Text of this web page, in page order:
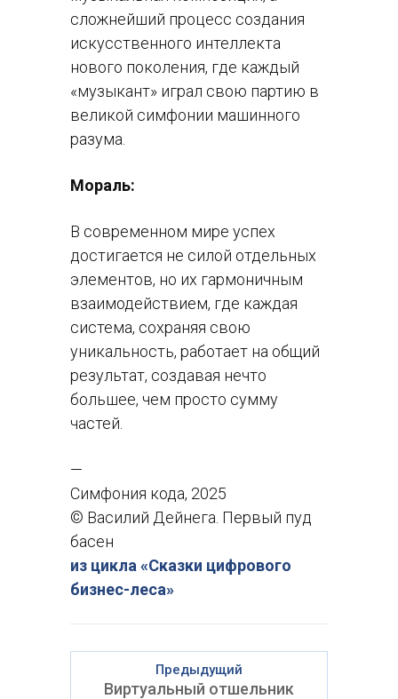
сложнейший процесс создания
искусственного интеллекта
нового поколения, где каждый
«музыкант» играл свою партию в
великой симфонии машинного
разума.
Мораль:
В современном мире успех
достигается не силой отдельных
элементов, но их гармоничным
взаимодействием, где каждая
система, сохраняя свою
уникальность, работает на общий
результат, создавая нечто
большее, чем просто сумму
частей.
—
Симфония кода, 2025
© Василий Дейнега. Первый пуд
басен
из цикла «Сказки цифрового
бизнес-леса»
Предыдущий
Виртуальный отшельник